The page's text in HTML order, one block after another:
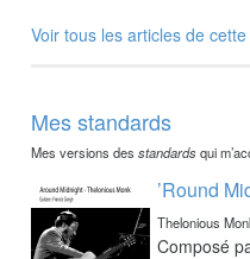
Voir tous les articles de
Mes standards
Mes versions desstandardsqui
’Round
Thelonious
Composé